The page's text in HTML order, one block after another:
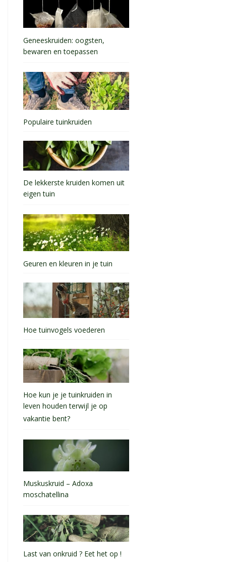
Geneeskruiden: oogsten,
bewaren en toepassen
Populaire tuinkruiden
De lekkerste kruiden komen uit
eigen tuin
Geuren en kleuren in je tuin
Hoe tuinvogels voederen
Hoe kun je je tuinkruiden in
leven houden terwijl je op
vakantie bent?
Muskuskruid – Adoxa
moschatellina
Last van onkruid ? Eet het op !